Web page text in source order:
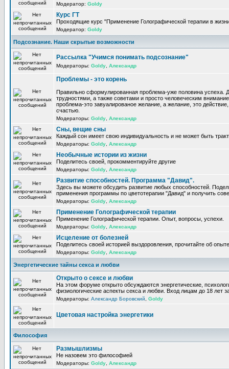
Модератор: Goldy
Курс ГТ
Проходящие курс "Применение Голографической терапии в
Модератор: Goldy
Подсознание. Наши скрытые возможности
Рассылка "Учимся понимать подсознание"
Модераторы: Goldy Александр
Проблемы - это корень
Правильно сформулированная проблема-уже половина успеха.
трудностями, а также советами и просто человеческим
проблема-это завуалированое желание, а желание, это
счастью.
Модераторы: Goldy Александр
Сны, вещие сны
Каждый сон имеет свою индивидуальность и не может быть
Модераторы: Goldy Александр
Необычные истории из жизни
Поделитесь своей, прокомментируйте другие
Модераторы: Goldy Александр
Развитие способностей. Программа "Давид".
Здесь вы можете обсудить развитие любых способностей.
применения программы по цветотерапии "Давид" и получить
Модераторы: Goldy Александр
Применение Голографической терапии
Применение Голографической терапии. Опыт, вопросы, успехи.
Модераторы: Goldy Александр
Исцеление от болезней
Поделитесь своей историей выздоровления, прочитайте об
Модераторы: Goldy Александр
Энергетические тайны секса и любви
Открыто о сексе и любви
На этом форуме открыто обсуждаются энергетические,
физиологические аспекты секса и любви. Вход лицам до 18 лет
Модераторы: Александр Боровский Goldy
Цветовая настройка энергетики
Философия
Размышлизмы
Не назовем это философией
Модераторы: Goldy Александр